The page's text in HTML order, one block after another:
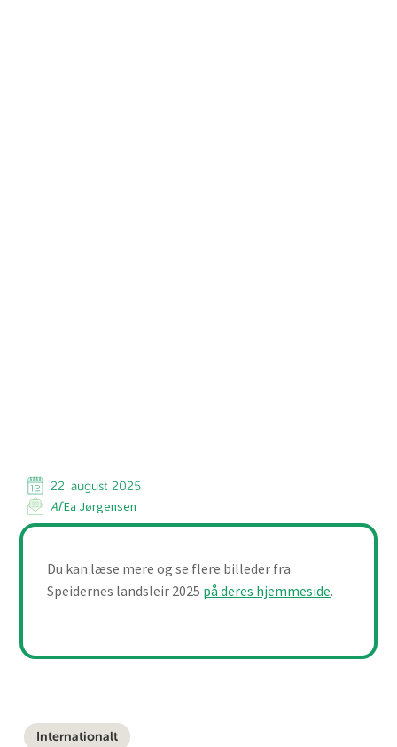
22. august 2025
AfEa Jørgensen
Du kan læse mere og se flere billeder fra
Speidernes landsleir 2025 på deres hjemmeside.
Internationalt